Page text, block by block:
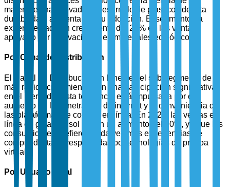
materiales han llevado al desarrollo de plásticos de alta
durabilidad, aumentando su adopción. El segmento ha
experimentado un crecimiento del 28% en las ventas,
apoyado por innovaciones en materiales ecológicos.
Por Canal de Distribución
El Canal de Distribución en Línea es el sub-segmento de
más rápido crecimiento, con una participación significativa
en el mercado. Esta tendencia está impulsada por el
aumento de la penetración de internet y la conveniencia de
las plataformas de compra en línea. En 2024, las ventas en
línea de gafas de sol vieron un aumento del 40%, ya que los
consumidores prefieren cada vez más experiencias de
compra digitales respaldadas por tecnologías de prueba
virtual.
Por Usuario Final